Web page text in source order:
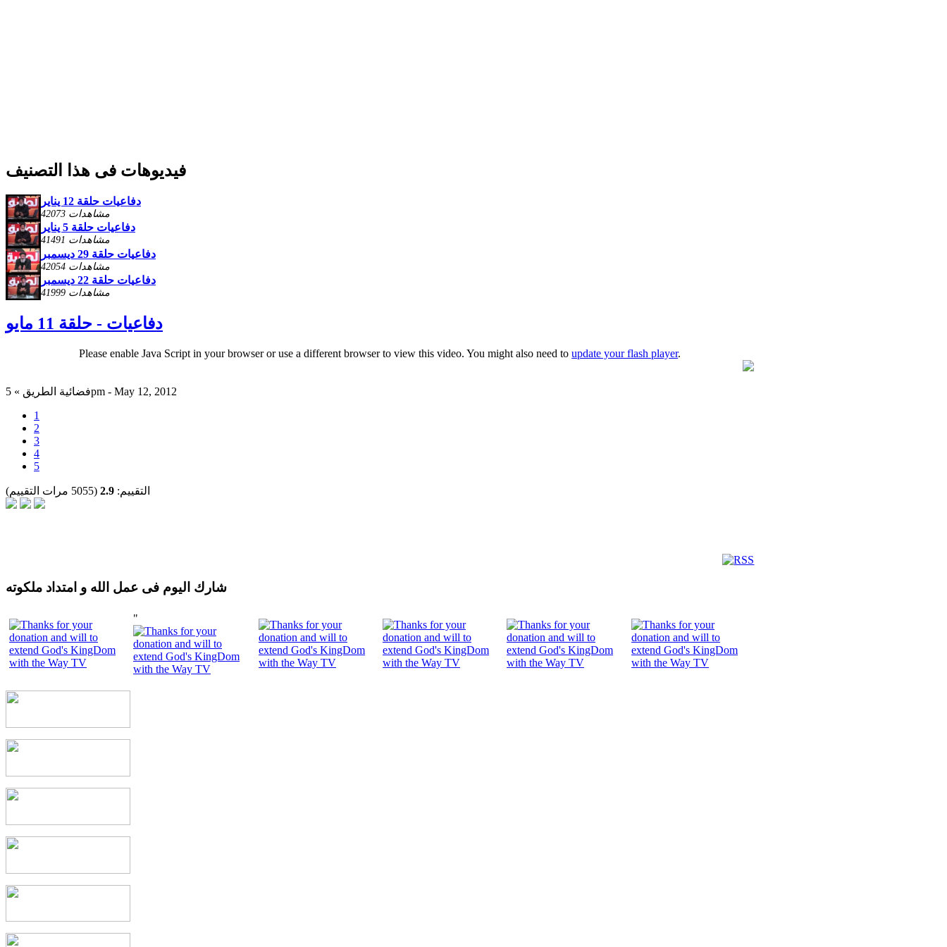
فيديوهات فى هذا التصنيف
دفاعيات حلقة 12 يناير
42073 مشاهدات
دفاعيات حلقة 5 يناير
41491 مشاهدات
دفاعيات حلقة 29 ديسمبر
42054 مشاهدات
دفاعيات حلقة 22 ديسمبر
41999 مشاهدات
دفاعيات - حلقة 11 مايو
Please enable Java Script in your browser or use a different browser to view this video. You might also need toupdate your flash player.
فضائية الطريق » 5pm - May 12, 2012
1
2
3
4
5
التقييم: 2.9 (5055 مرات التقييم)
شارك اليوم فى عمل الله و امتداد ملكوته
"